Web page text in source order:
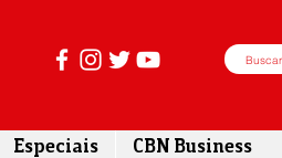
Especiais CBN Business